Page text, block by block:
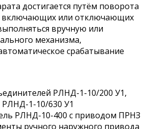
достигается путём поворота
включающих или отключающих
вручную или
механизма,
срабатывание